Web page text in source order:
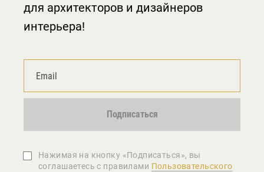
для архитекторов и дизайнеров
интерьера!
Подписаться
Нажимая на кнопку «Подписаться», вы
соглашаетеcь с правилами Пользовательского